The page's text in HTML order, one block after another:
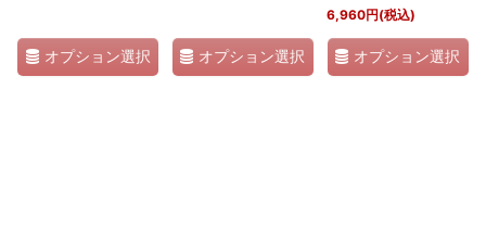
オプション選択 オプション選択
6,960円(税込)
オプション選択